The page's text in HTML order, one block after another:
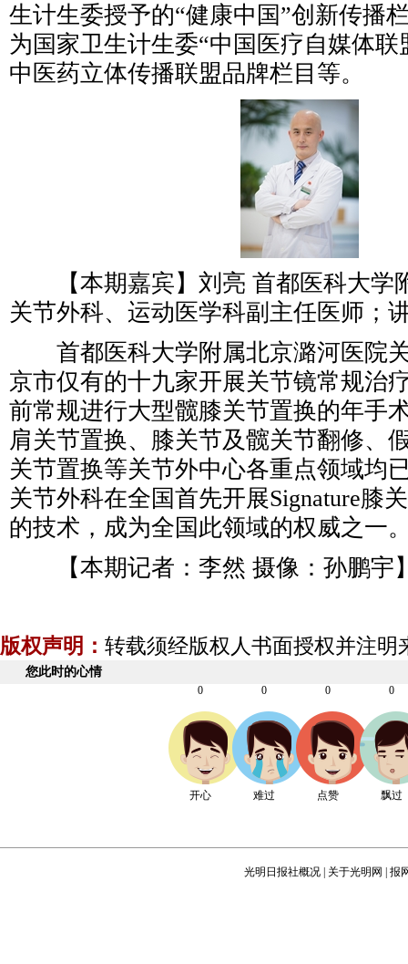
生计生委授予的“健康中国”创新传播
为国家卫生计生委“中国医疗自媒体联
中医药立体传播联盟品牌栏目等。
【本期嘉宾】刘亮 首都医科大学
关节外科、运动医学科副主任医师；
首都医科大学附属北京潞河医院
京市仅有的十九家开展关节镜常规治
前常规进行大型髋膝关节置换的年手
肩关节置换、膝关节及髋关节翻修、
关节置换等关节外中心各重点领域均
关节外科在全国首先开展Signature膝
的技术，成为全国此领域的权威之一
【本期记者：李然 摄像：孙鹏宇
版权声明： 转载须经版权人书面授权并注明
您此时的心情
0
开心
0
难过
0
点赞
0
飘过
光明日报社概况 关于光明网 报